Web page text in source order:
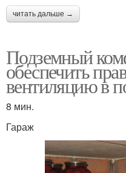
читать дальше →
Подземный
обеспечить
вентиляцию в
8 мин.
Гараж